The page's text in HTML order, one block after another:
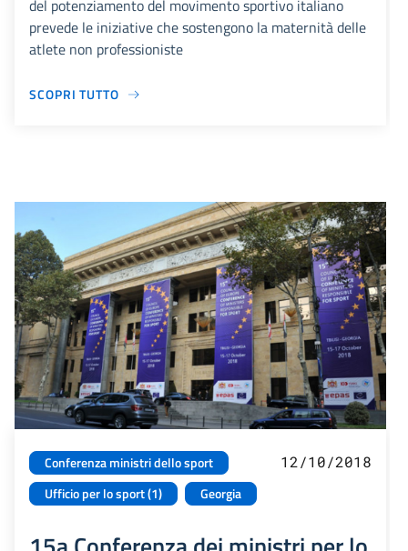
del potenziamento del movimento sportivo italiano
prevede le iniziative che sostengono la maternità delle
atlete non professioniste
SCOPRI TUTTO
Conferenza ministri dello sport
Ufficio per lo sport (1)
Georgia
12/10/2018